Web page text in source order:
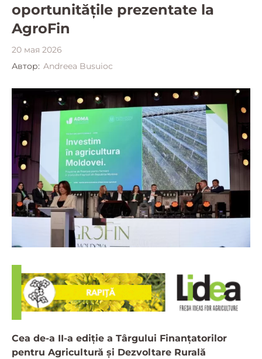
oportunitățile prezentate la
AgroFin
20 мая 2026
Автор: Andreea Busuioc
Cea de-a II-a ediție a Târgului Finanțatorilor
pentru Agricultură și Dezvoltare Rurală